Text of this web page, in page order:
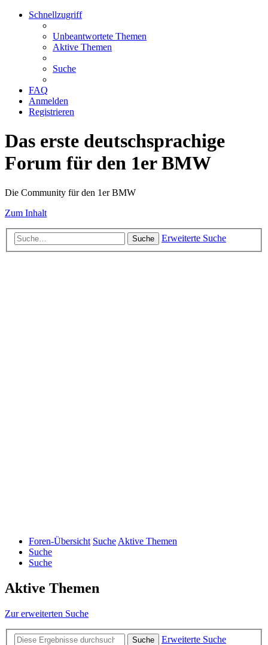
Schnellzugriff
Unbeantwortete Themen
Aktive Themen
Suche
FAQ
Anmelden
Registrieren
Das erste deutschsprachige
Forum für den 1er BMW
Die Community für den 1er BMW
Zum Inhalt
Suche Erweiterte Suche
Foren-Übersicht SucheAktive Themen
Suche
Suche
Aktive Themen
Zur erweiterten Suche
Suche
Erweiterte Suche